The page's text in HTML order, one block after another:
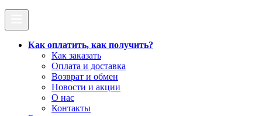
Как оплатить, как получить?
Как заказать
Оплата и доставка
Возврат и обмен
Новости и акции
О нас
Контакты